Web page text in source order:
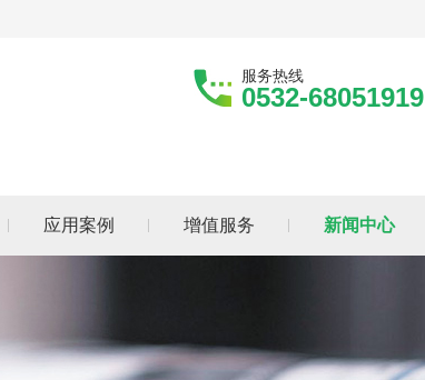
服务热线
0532-68051919
应用案例 增值服务 新闻中心